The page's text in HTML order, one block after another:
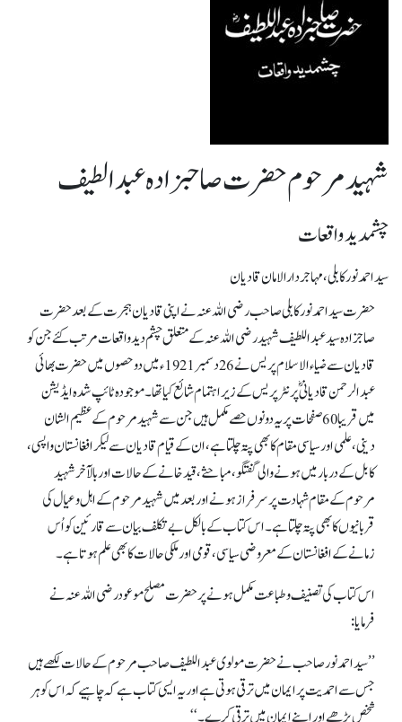
شہید مرحوم حضرت صاحبزادہ عبدالطیف
چشمدید واقعات
سید احمد نور کابلی، مہاجر دارالامان قادیان
حضرت سید احمد نور کابلی صاحب رضی اللہ عنہ نے اپنی قادیان ہجرت کے بعد حضرت
صاجزادہ سید عبداللطیف شہید رضی اللہ عنہ کے متعلق چشم دید واقعات مرتب کئے جن کو
قادیان سے ضیاء الاسلام پریس نے 26دسمبر 1921ء میں دو حصوں میں حضرت بھائی
عبدالرحمن قادیانی ؓپرنٹر پریس کے زیر اہتمام شائع کیا تھا۔ موجودہ ٹائپ شدہ ایڈیشن
میں قریبا 60 صفحات پر یہ دونوں حصے مکمل ہیں جن سے شہید مرحوم کے عظیم الشان
دینی، علمی اور سیاسی مقام کا بھی پتہ چلتا ہے، ان کے قیام قادیان سے لیکر افغانستان واپسی،
کابل کے دربار میں ہونے والی گفتگو، مباحثے، قید خانے کے حالات اور بالآخر شہید
مرحوم کے مقام شہادت پر سرفراز ہونے اور بعد میں شہید مرحوم کے اہل وعیال کی
قربانیوں کا بھی پتہ چلتا ہے۔ اس کتاب کے بالکل بےتکلف بیان سے قارئین کو اُس
زمانے کے افغانستان کے معروضی سیاسی، قومی اور ملکی حالات کا بھی علم ہوتاہے۔
اس کتاب کی تصنیف و طباعت مکمل ہونے پر حضرت مصلح موعودرضی اللہ عنہ نے
فرمایا:
’’سید احمد نور صاحب نے حضرت مولوی عبداللطیف صاحب مرحوم کے حالات لکھے ہیں
جس سے احمدیت پر ایمان میں ترقی ہوتی ہےاور یہ ایسی کتاب ہے کہ چاہیے کہ اس کو ہر